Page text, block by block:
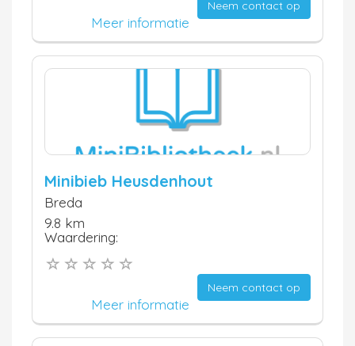
Neem contact op
Meer informatie
Minibieb Heusdenhout
Breda
9.8 km
Waardering:
Neem contact op
Meer informatie